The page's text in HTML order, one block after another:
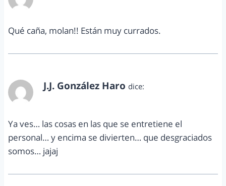
Qué caña, molan!! Están muy currados.
J.J. González Haro dice:
Ya ves… las cosas en las que se entretiene el
personal… y encima se divierten… que desgraciados
somos… jajaj